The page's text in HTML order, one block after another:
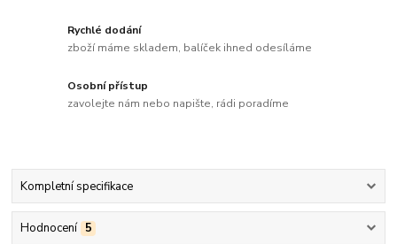
Rychlé dodání
zboží máme skladem, balíček ihned odesíláme
Osobní přístup
zavolejte nám nebo napište, rádi poradíme
Kompletní specifikace
Hodnocení 5